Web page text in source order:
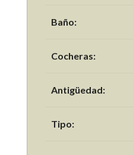
Baño:
Cocheras:
Antigüedad:
Tipo: